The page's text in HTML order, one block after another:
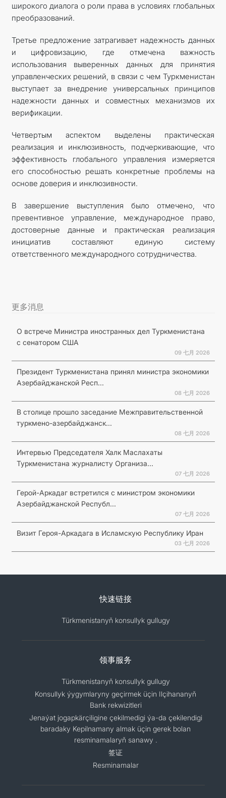
широкого диалога о роли права в условиях глобальных
преобразований.
Третье предложение затрагивает надежность данных
и цифровизацию, где отмечена важность
использования выверенных данных для принятия
управленческих решений, в связи с чем Туркменистан
выступает за внедрение универсальных принципов
надежности данных и совместных механизмов их
верификации.
Четвертым аспектом выделены практическая
реализация и инклюзивность, подчеркивающие, что
эффективность глобального управления измеряется
его способностью решать конкретные проблемы на
основе доверия и инклюзивности.
В завершение выступления было отмечено, что
превентивное управление, международное право,
достоверные данные и практическая реализация
инициатив составляют единую систему
ответственного международного сотрудничества.
更多消息
О встрече Министра иностранных дел Туркменистана
с сенатором США
09 七月 2026
Президент Туркменистана принял министра экономики
Азербайджанской Респ...
08 七月 2026
В столице прошло заседание Межправительственной
туркмено-азербайджанск...
08 七月 2026
Интервью Председателя Халк Маслахаты
Туркменистана журналисту Организа...
07 七月 2026
Герой-Аркадаг встретился с министром экономики
Азербайджанской Республ...
07 七月 2026
Визит Героя-Аркадага в Исламскую Республику Иран
03 七月 2026
快速链接
Türkmenistanyň konsullyk gullugy
领事服务
Türkmenistanyň konsullyk gullugy
Konsullyk ýygymlaryny geçirmek üçin Ilçihananyň
Bank rekwizitleri
Jenaýat jogapkärçiligine çekilmedigi ýa-da çekilendigi
baradaky Kepilnamany almak üçin gerek bolan
resminamalaryň sanawy .
签证
Resminamalar